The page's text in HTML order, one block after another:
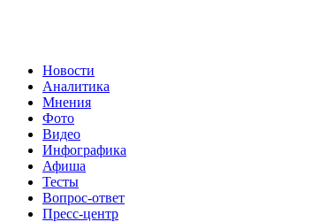
Новости
Аналитика
Мнения
Фото
Видео
Инфографика
Афиша
Тесты
Вопрос-ответ
Пресс-центр